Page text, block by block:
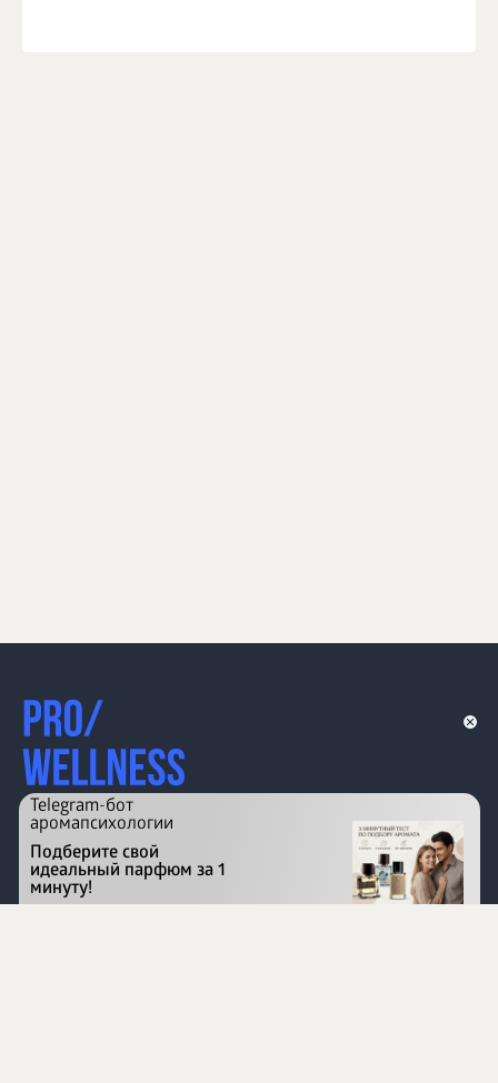
Перейти на сайт
Telegram-бот
аромапсихологии
Подберите свой
идеальный парфюм за 1
минуту!